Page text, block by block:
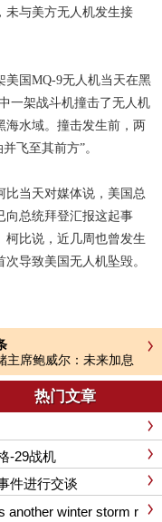
未与美方无人机发生接
国MQ-9无人机当天在黑
一架战斗机撞击了无人机
海水域。撞击发生前，两
飞至其前方”。
当天对媒体说，美国总
向总统拜登汇报这起事
柯比说，近几周也曾发生
导致美国无人机坠毁。
主席鲍威尔：未来加息
能超预期
热门文章
-29战机
件进行交谈
another winter storm r